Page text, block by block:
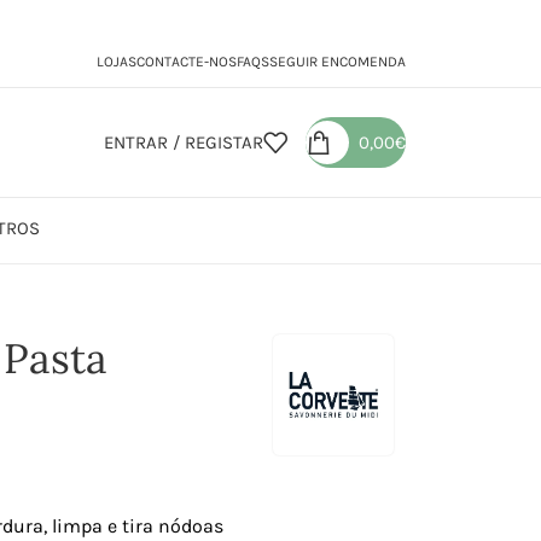
LOJASCONTACTE-NOSFAQSSEGUIR ENCOMENDA
ENTRAR / REGISTAR 0,00€
limpa e tira nódoas